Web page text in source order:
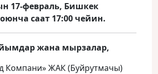
17-февраль, Бишкек
саат 17:00 чейин.
жана мырзалар,
Компани» ЖАК (Буйрутмачы)